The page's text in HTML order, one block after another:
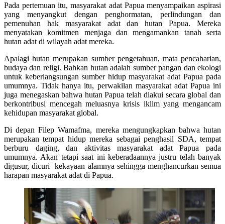
Pada pertemuan itu, masyarakat adat Papua menyampaikan aspirasi
yang menyangkut dengan penghormatan, perlindungan dan
pemenuhan hak masyarakat adat dan hutan Papua. Mereka
menyatakan komitmen menjaga dan mengamankan tanah serta
hutan adat di wilayah adat mereka.
Apalagi hutan merupakan sumber pengetahuan, mata pencaharian,
budaya dan religi. Bahkan hutan adalah sumber pangan dan ekologi
untuk keberlangsungan sumber hidup masyarakat adat Papua pada
umumnya. Tidak hanya itu, perwakilan masyarakat adat Papua ini
juga menegaskan bahwa hutan Papua telah diakui secara global dan
berkontribusi mencegah meluasnya krisis iklim yang mengancam
kehidupan masyarakat global.
Di depan Filep Wamafma, mereka mengungkapkan bahwa hutan
merupakan tempat hidup mereka sebagai penghasil SDA, tempat
berburu daging, dan aktivitas masyarakat adat Papua pada
umumnya. Akan tetapi saat ini keberadaannya justru telah banyak
digusur, dicuri kekayaan alamnya sehingga menghancurkan semua
harapan masyarakat adat di Papua.